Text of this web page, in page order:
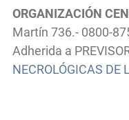
ORGANIZACIÓN
Martín 736.- 0800-
Adherida a
NECROLÓGICAS